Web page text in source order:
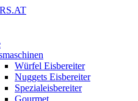
Würfel Eisbereiter
Nuggets Eisbereiter
Spezialeisbereiter
Gourmet